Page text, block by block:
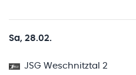
Sa, 28.02.
JSG Weschnitztal 2